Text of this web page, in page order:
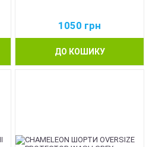
1050 грн
ДО КОШИКУ